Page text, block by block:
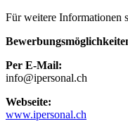
Für weitere Informationen
Per E-Mail:
info@ipersonal.ch
Webseite:
www.ipersonal.ch